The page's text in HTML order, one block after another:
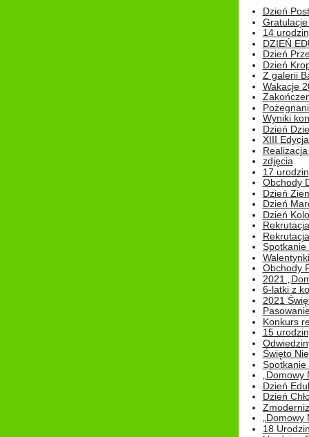
Dzień
14
DZIEŃ
Dzień
Dzień
Z galerii
Wakacje
Wyniki
Dzień
XIII
zdjęcia
17
Obchody
Dzień
Dzień
Dzień
Rekrutacja
Spotkanie
Obchody
2021
6-latki z
2021
Konkurs
15
Święto
Spotkanie
Dzień
Dzień
18